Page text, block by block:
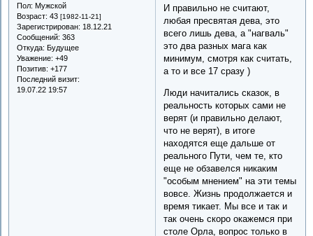
Пол: Мужской
Возраст: 43 [1982-11-21]
Зарегистрирован: 18.12.21
Сообщений: 363
Откуда: Будущее
Уважение: +49
Позитив: +177
Последний визит:
19.07.22 19:57
И правильно не считают,
любая пресвятая дева, это
всего лишь дева, а "нагваль"
это два разных мага как
минимум, смотря как считать,
а то и все 17 сразу )
Люди начитались сказок, в
реальность которых сами не
верят (и правильно делают,
что не верят), в итоге
находятся еще дальше от
реального Пути, чем те, кто
еще не обзавелся никаким
"особым мнением" на эти темы
вовсе. Жизнь продолжается и
время тикает. Мы все и так и
так очень скоро окажемся при
столе Орла, вопрос только в